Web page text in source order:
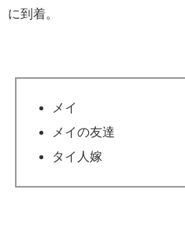
に到着。
メイ
メイの友達
タイ人嫁